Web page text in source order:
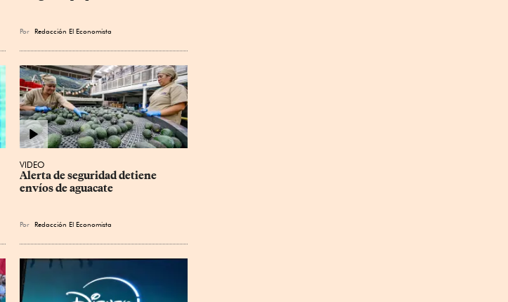
Por Redacción El Economista
VIDEO
Alerta de seguridad detiene
envíos de aguacate
Por Redacción El Economista